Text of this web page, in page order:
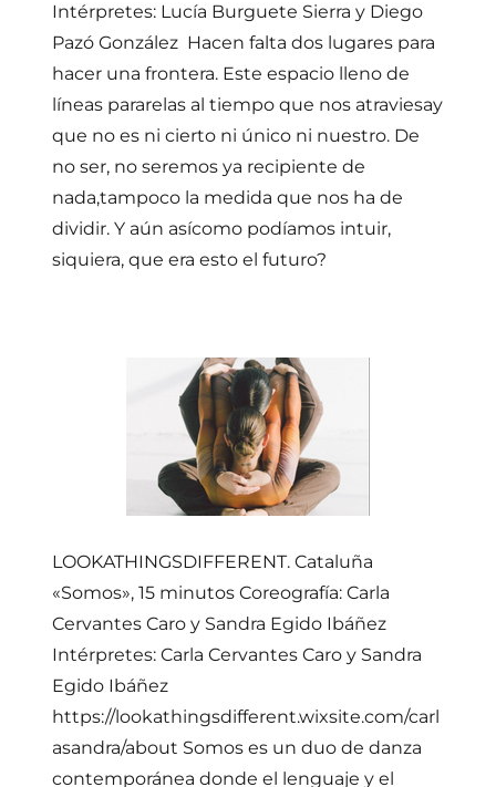
Intérpretes: Lucía Burguete Sierra y Diego
Pazó González Hacen falta dos lugares para
hacer una frontera. Este espacio lleno de
líneas pararelas al tiempo que nos atraviesay
que no es ni cierto ni único ni nuestro. De
no ser, no seremos ya recipiente de
nada,tampoco la medida que nos ha de
dividir. Y aún asícomo podíamos intuir,
siquiera, que era esto el futuro?
LOOKATHINGSDIFFERENT. Cataluña
«Somos», 15 minutos Coreografía: Carla
Cervantes Caro y Sandra Egido Ibáñez
Intérpretes: Carla Cervantes Caro y Sandra
Egido Ibáñez
https://lookathingsdifferent.wixsite.com/carl
asandra/about Somos es un duo de danza
contemporánea donde el lenguaje y el